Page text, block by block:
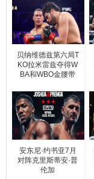
贝纳维德兹第六局T
KO拉米雷兹夺得W
BA和WBO金腰带
安东尼·约书亚7月
对阵克里斯蒂安·普
伦加